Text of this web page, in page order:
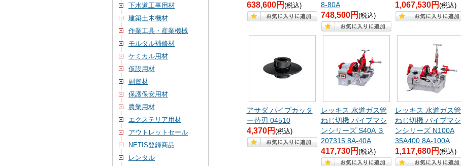
下水道工事用材
建築土木機材
作業工具・産業機械
モルタル補修材
ケミカル用材
仮設用材
副資材
保護保安用材
農業用材
エクステリア用材
アウトレットセール
NETIS登録商品
レンタル
638,600円 (税込)
8-80A
748,500円 (税込)
1,067,530円 (税込)
アサダ パイプカッタ
ー替刃 04510
4,370円 (税込)
レッキス 水道ガス管
ねじ切機 パイプマシ
ンシリーズ S40A ３
207315 8A-40A
417,730円 (税込)
レッキス 水道ガス管
ねじ切機 パイプマシ
ンシリーズ N100A
35A400 8A-100A
1,117,680円 (税込)